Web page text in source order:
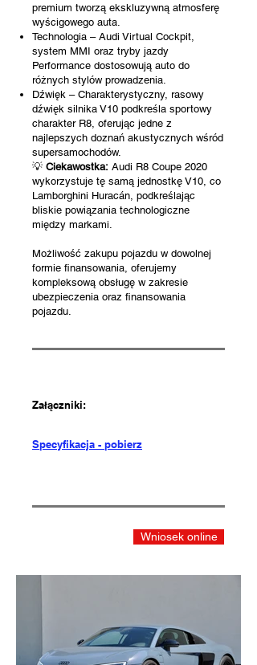
premium tworzą ekskluzywną atmosferę
wyścigowego auta.
Technologia – Audi Virtual Cockpit,
system MMI oraz tryby jazdy
Performance dostosowują auto do
różnych stylów prowadzenia.
Dźwięk – Charakterystyczny, rasowy
dźwięk silnika V10 podkreśla sportowy
charakter R8, oferując jedne z
najlepszych doznań akustycznych wśród
supersamochodów.
💡 Ciekawostka: Audi R8 Coupe 2020
wykorzystuje tę samą jednostkę V10, co
Lamborghini Huracán, podkreślając
bliskie powiązania technologiczne
między markami.
Możliwość zakupu pojazdu w dowolnej
formie finansowania, oferujemy
kompleksową obsługę w zakresie
ubezpieczenia oraz finansowania
pojazdu.
Załączniki:
Specyfikacja - pobierz
Wniosek online